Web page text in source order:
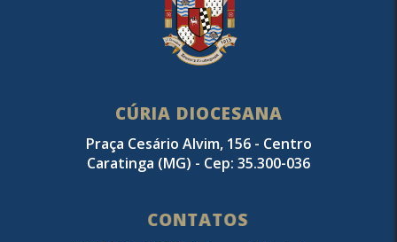
CÚRIA DIOCESANA
Praça Cesário Alvim, 156 - Centro
Caratinga (MG) - Cep: 35.300-036
CONTATOS